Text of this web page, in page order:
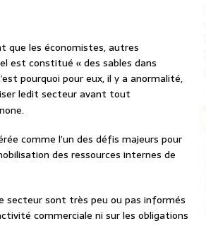
que les économistes, autres
est constitué « des sables dans
pourquoi pour eux, il y a anormalité,
ledit secteur avant tout
comme l’un des défis majeurs pour
des ressources internes de
secteur sont très peu ou pas informés
commerciale ni sur les obligations